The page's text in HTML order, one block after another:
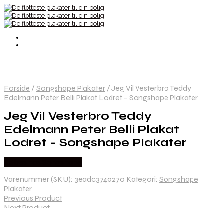
Forside / Songshape Plakater / Jeg Vil Vesterbro Teddy
Edelmann Peter Belli Plakat Lodret – Songshape Plakater
Jeg Vil Vesterbro Teddy
Edelmann Peter Belli Plakat
Lodret – Songshape Plakater
Varenummer (SKU): 3eadc3740270 Kategori: Songshape
Plakater
Previous Product